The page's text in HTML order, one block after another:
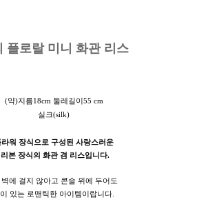
플로랄 미니 화관 리스
(약)지름18cm 둘레길이55 cm
실크(silk)
라워 장식으로 구성된 사랑스러운
리본 장식의 화관 겸 리스입니다.
벽에 걸지 않아고 콘솔 위에 두어도
이 있는 로맨틱한 아이템이랍니다.